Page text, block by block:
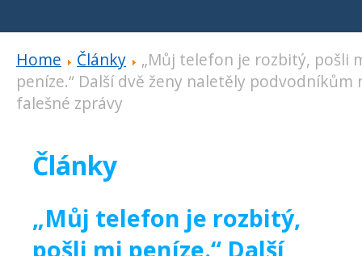
Home Články
„Můj telefon je rozbitý, pošli
peníze.“ Další dvě ženy naletěly podvodníkům
falešné zprávy
Články
„Můj telefon je rozbitý,
pošli mi peníze.“ Další